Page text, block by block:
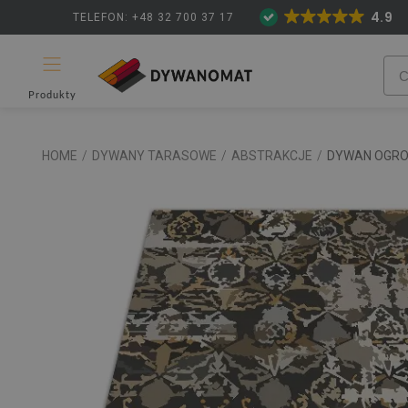
TELEFON: +48 32 700 37 17 4.9
Produkty
HOME / DYWANY TARASOWE / ABSTRAKCJE / DYWAN